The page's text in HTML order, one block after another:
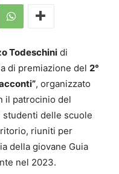
Todeschini di
di premiazione del 2°
, organizzato
il patrocinio del
studenti delle scuole
riuniti per
della giovane Guia
nel 2023.